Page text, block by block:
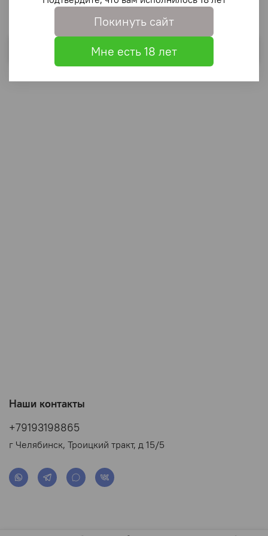
Наши контакты
+79193198865
г Челябинск, Троицкий тракт, д 15/5
Покинуть сайт
Мне есть 18 лет